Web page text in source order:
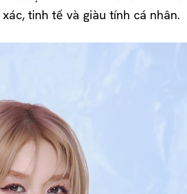
tinh tế và giàu tính cá nhân.